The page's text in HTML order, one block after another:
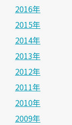
2016年
2015年
2014年
2013年
2012年
2011年
2010年
2009年